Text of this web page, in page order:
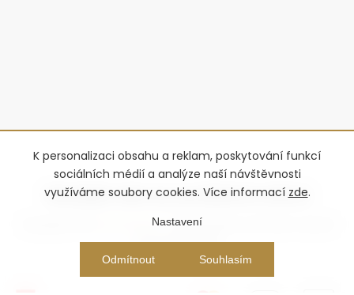
K personalizaci obsahu a reklam, poskytování funkcí
sociálních médií a analýze naší návštěvnosti
využíváme soubory cookies. Více informací zde.
Nastavení
Odmítnout Souhlasím
Vytvořil Shoptet Premium
Advantage-fl. Všechna práva vyhrazena.
nastavení cookies